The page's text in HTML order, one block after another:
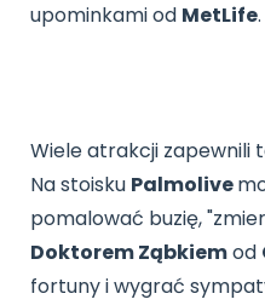
upominkami od MetLife.
Wiele atrakcji zapewnili
Na stoisku Palmolive
pomalować buzię,
Doktorem Ząbkiemod
fortuny i wygrać